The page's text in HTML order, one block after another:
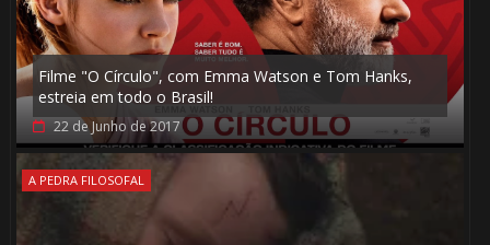
Filme "O Círculo", com Emma Watson e Tom Hanks,
estreia em todo o Brasil!
22 de Junho de 2017
A PEDRA FILOSOFAL